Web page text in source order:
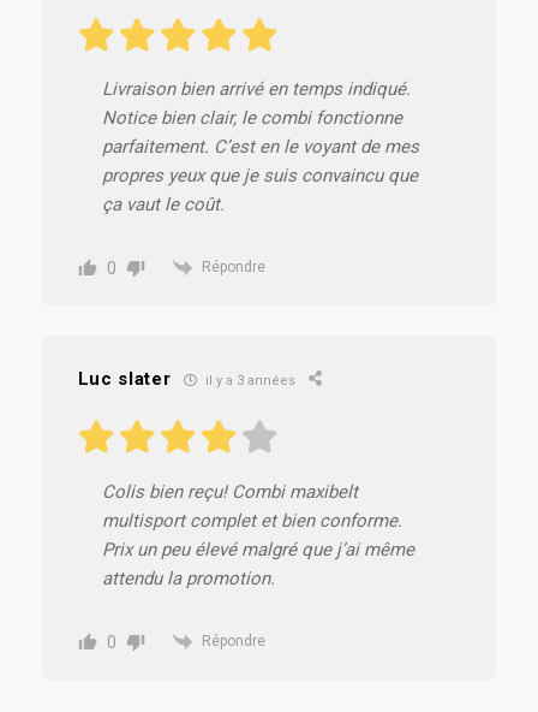
Livraison bien arrivé en temps indiqué.
Notice bien clair, le combi fonctionne
parfaitement. C’est en le voyant de mes
propres yeux que je suis convaincu que
ça vaut le coût.
0 Répondre
Luc slater il y a 3 années
Colis bien reçu! Combi maxibelt
multisport complet et bien conforme.
Prix un peu élevé malgré que j’ai même
attendu la promotion.
0 Répondre